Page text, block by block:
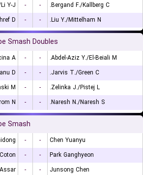
Y-J.
- -
Bergand F./Kallberg C.
D.
- - Liu Y./Mittelham N.
Smash Doubles
A. - -
Abdel-Aziz Y./El-Beiali M.
D.
- -
Jarvis T./Green C.
M.
- -
Zelinka J./Pistej L.
N.
- - Naresh N./Naresh S.
Smash
- -
Chen Yuanyu
- -
Park Ganghyeon
- -
Junsong Chen